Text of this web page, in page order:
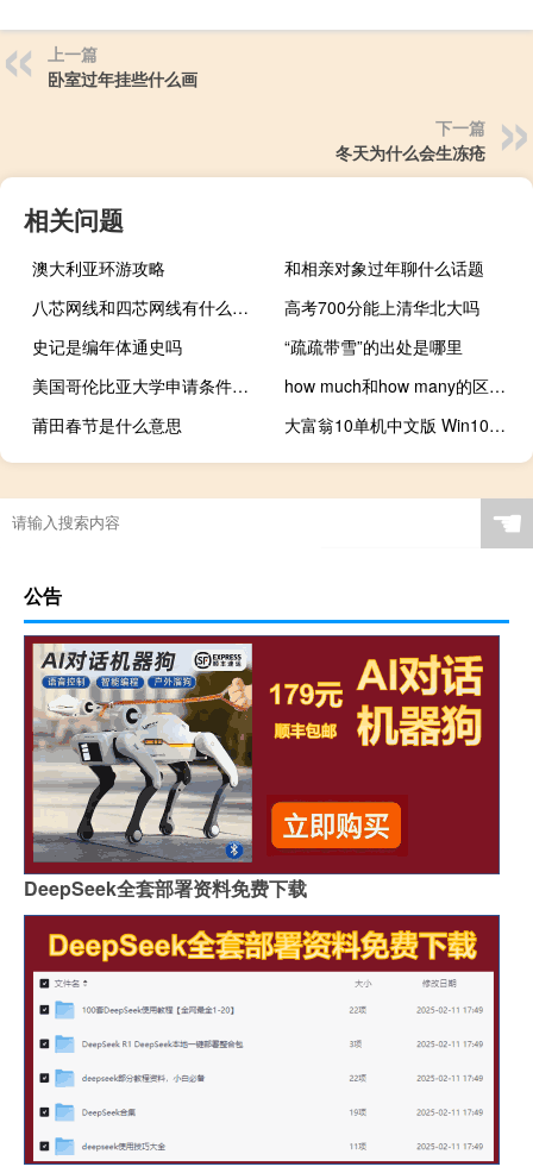
上一篇
卧室过年挂些什么画
下一篇
冬天为什么会生冻疮
相关问题
澳大利亚环游攻略
和相亲对象过年聊什么话题
八芯网线和四芯网线有什么区别
高考700分能上清华北大吗
史记是编年体通史吗
“疏疏带雪”的出处是哪里
美国哥伦比亚大学申请条件是什么
how much和how many的区别是什么
莆田春节是什么意思
大富翁10单机中文版 Win10版（大富翁10单机中文版 Win10版功能简介）
☚
公告
DeepSeek全套部署资料免费下载